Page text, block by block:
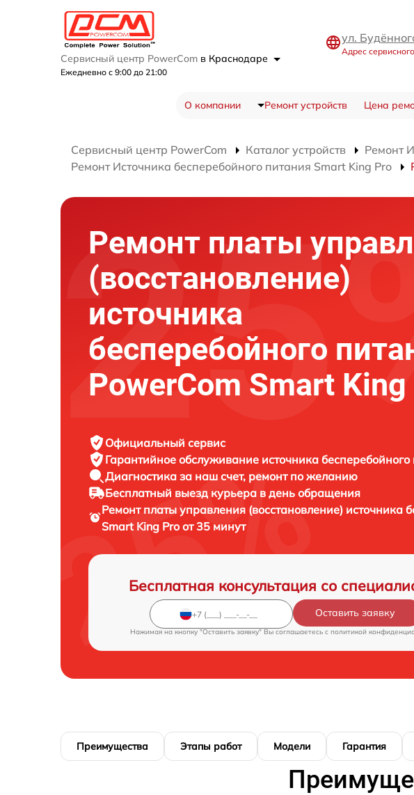
Сервисный центр PowerCom в Краснодаре
Ежедневно с 9:00 до 21:00
ул.
Адрес
О компании Ремонт устройств Цена
Сервисный центр PowerCom Каталог устройств
Ремонт
Ремонт Источника бесперебойного питания Smart King Pro
Ремонт платы
(восстановление)
источника
бесперебойного
PowerCom Smart King
Официальный сервис
Гарантийное обслуживание источника
Диагностика за наш счет, ремонт по желанию
Бесплатный выезд курьера в день обращения
Ремонт платы управления (восстановление) источника
Smart King Pro от 35 минут
Бесплатная консультация со
Оставить заявку
Нажимая на кнопку "Оставить заявку" Вы соглашаетесь c политикой
Преимущества Этапы работ Модели Гарантия